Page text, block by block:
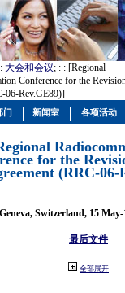
大会和会议; : : [Regional
Conference for the
06-Rev.GE89)]
for the
(RRC-06-
Switzerland, 15
最后文件
全部展开
门 新闻室 各项活动